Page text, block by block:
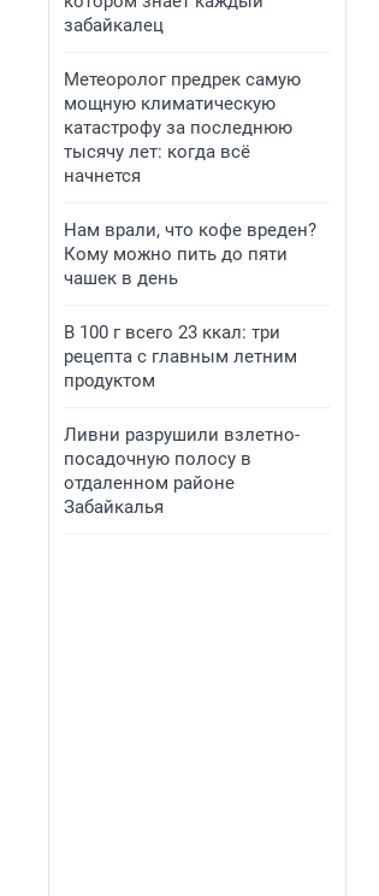
забайкалец
Метеоролог предрек самую
мощную климатическую
катастрофу за последнюю
тысячу лет: когда всё
начнется
Нам врали, что кофе вреден?
Кому можно пить до пяти
чашек в день
В 100 г всего 23 ккал: три
рецепта с главным летним
продуктом
Ливни разрушили взлетно-
посадочную полосу в
отдаленном районе
Забайкалья